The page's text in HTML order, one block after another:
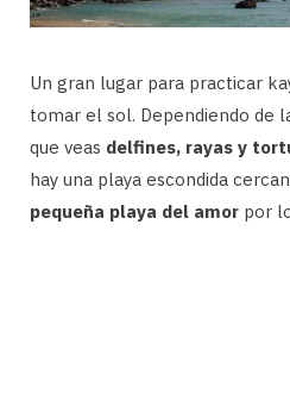
Un gran lugar para practicar
tomar el sol. Dependiendo de
que veas delfines, rayas y
hay una playa escondida
pequeña playa del amor por